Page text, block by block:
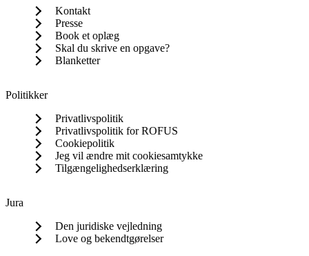
Kontakt
Presse
Book et oplæg
Skal du skrive en opgave?
Blanketter
Politikker
Privatlivspolitik
Privatlivspolitik for ROFUS
Cookiepolitik
Jeg vil ændre mit cookiesamtykke
Tilgængelighedserklæring
Jura
Den juridiske vejledning
Love og bekendtgørelser